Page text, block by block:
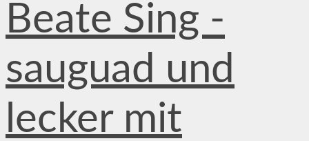
Beate Sing -
sauguad und
lecker mit